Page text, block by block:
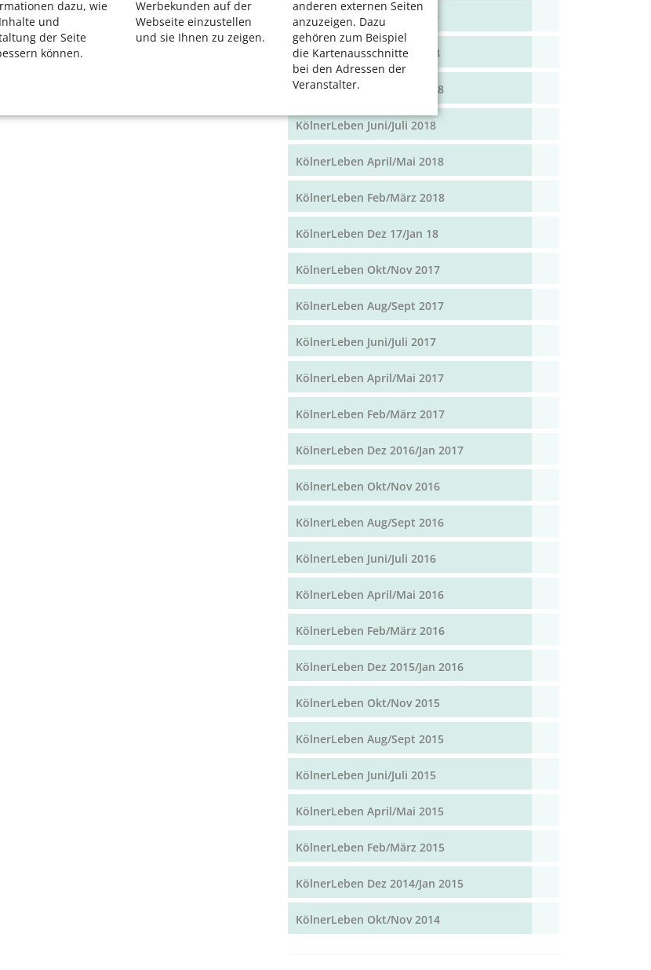
dazu, wie
und
der Seite
können.
Werbekunden auf der
Webseite einzustellen
und sie Ihnen zu zeigen.
anderen externen Seiten
anzuzeigen. Dazu
gehören zum Beispiel
die Kartenausschnitte
bei den Adressen der
Veranstalter.
KölnerLeben Dez 18/Jan 19
KölnerLeben Okt/Nov 2018
KölnerLeben Aug/Sept 2018
KölnerLeben Juni/Juli 2018
KölnerLeben April/Mai 2018
KölnerLeben Feb/März 2018
KölnerLeben Dez 17/Jan 18
KölnerLeben Okt/Nov 2017
KölnerLeben Aug/Sept 2017
KölnerLeben Juni/Juli 2017
KölnerLeben April/Mai 2017
KölnerLeben Feb/März 2017
KölnerLeben Dez 2016/Jan 2017
KölnerLeben Okt/Nov 2016
KölnerLeben Aug/Sept 2016
KölnerLeben Juni/Juli 2016
KölnerLeben April/Mai 2016
KölnerLeben Feb/März 2016
KölnerLeben Dez 2015/Jan 2016
KölnerLeben Okt/Nov 2015
KölnerLeben Aug/Sept 2015
KölnerLeben Juni/Juli 2015
KölnerLeben April/Mai 2015
KölnerLeben Feb/März 2015
KölnerLeben Dez 2014/Jan 2015
KölnerLeben Okt/Nov 2014